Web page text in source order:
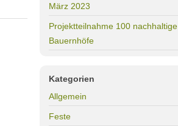
März 2023
Projektteilnahme 100 nachhaltige
Bauernhöfe
Kategorien
Allgemein
Feste